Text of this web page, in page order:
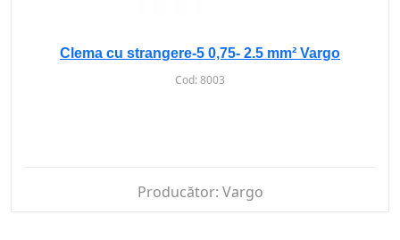
Clema cu strangere-5 0,75- 2.5 mm² Vargo
Cod:8003
Producător: Vargo